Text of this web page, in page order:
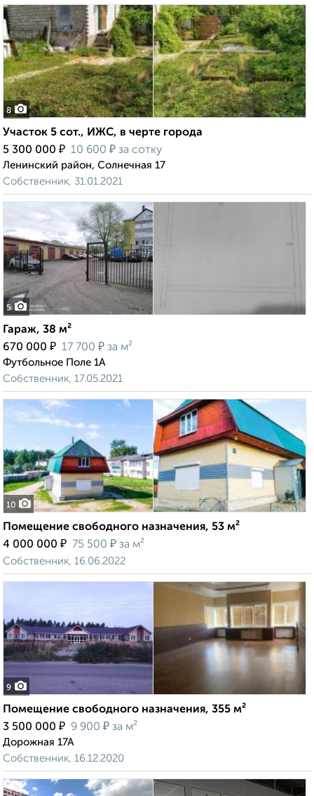
8
Участок 5 сот., ИЖС, в черте города
5 300 000 ₽ 10 600 ₽ за сотку
Ленинский район, Солнечная 17
Собственник, 31.01.2021
5
Гараж, 38 м²
670 000 ₽ 17 700 ₽ за м²
Футбольное Поле 1А
Собственник, 17.05.2021
10
Помещение свободного назначения, 53 м²
4 000 000 ₽ 75 500 ₽ за м²
Собственник, 16.06.2022
9
Помещение свободного назначения, 355 м²
3 500 000 ₽ 9 900 ₽ за м²
Дорожная 17А
Собственник, 16.12.2020